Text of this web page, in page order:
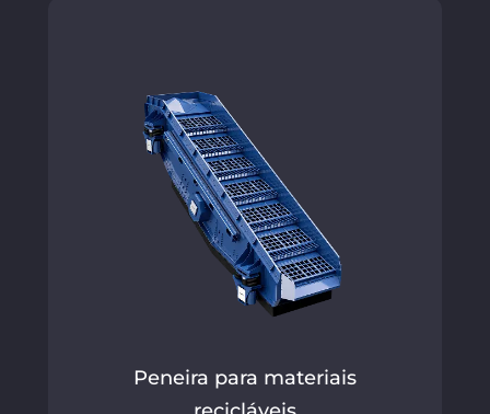
Peneira para materiais